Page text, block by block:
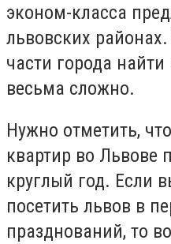
эконом-класса
львовских
части города
весьма сложно.
Нужно отметить,
квартир во Львове
круглый год. Если
посетить львов в
празднований, то